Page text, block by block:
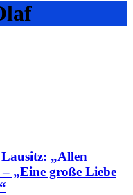
Lausitz: „Allen
„Eine große Liebe